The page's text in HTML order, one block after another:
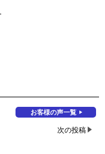
お客様の声一覧
次の投稿